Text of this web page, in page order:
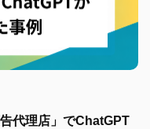
代理店」でChatGPT